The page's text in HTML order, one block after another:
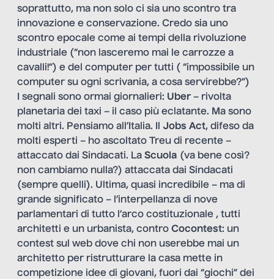
soprattutto, ma non solo ci sia uno scontro tra
innovazione e conservazione. Credo sia uno
scontro epocale come ai tempi della rivoluzione
industriale (“non lasceremo mai le carrozze a
cavalli!”) e del computer per tutti ( “impossibile un
computer su ogni scrivania, a cosa servirebbe?”)
I segnali sono ormai giornalieri: Uber– rivolta
planetaria dei taxi – il caso più eclatante. Ma sono
molti altri. Pensiamo all’Italia. Il Jobs Act, difeso da
molti esperti – ho ascoltato Treu di recente –
attaccato dai Sindacati. La Scuola (va bene così?
non cambiamo nulla?) attaccata dai Sindacati
(sempre quelli). Ultima, quasi incredibile – ma di
grande significato – l’interpellanza di nove
parlamentari di tutto l’arco costituzionale , tutti
architetti e un urbanista, contro Cocontest: un
contest sul web dove chi non userebbe mai un
architetto per ristrutturare la casa mette in
competizione idee di giovani, fuori dai “giochi” dei